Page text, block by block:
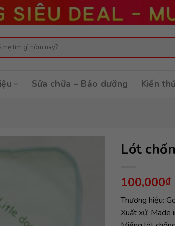
Sửa chữa – Bảo dưỡng Kiến
Lót
100,000₫
Thương hiệu:
Xuất xứ: Made